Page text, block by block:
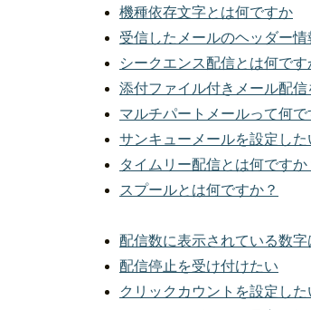
機種依存文字とは何ですか
受信したメールのヘッダー
シークエンス配信とは何です
添付ファイル付きメール配
マルチパートメールって何で
サンキューメールを設定した
タイムリー配信とは何ですか
スプールとは何ですか？
配信数に表示されている数
配信停止を受け付けたい
クリックカウントを設定した